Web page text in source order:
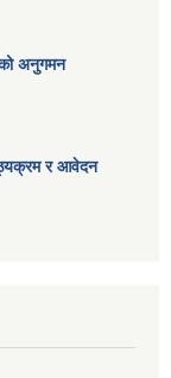
अनुगमन
र आवेदन